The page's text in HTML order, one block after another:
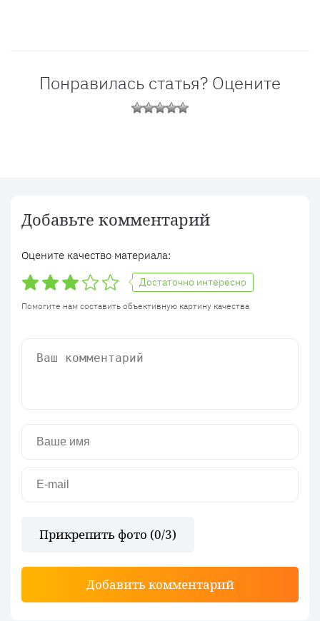
Понравилась статья? Оцените
Добавьте комментарий
Оцените качество материала:
Достаточно интересно
Помогите нам составить объективную картину качества
Прикрепить фото (0/3)
Добавить комментарий